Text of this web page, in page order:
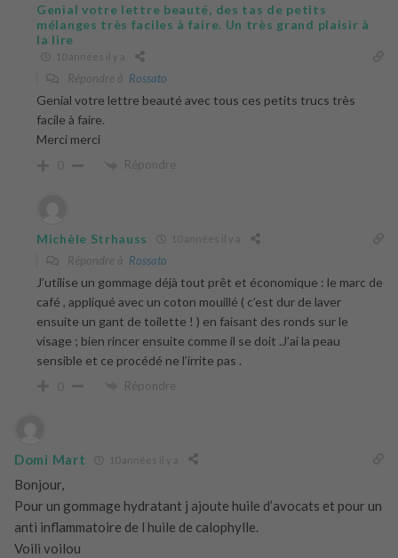
Genial votre lettre beauté, des tas de petits
mélanges très faciles à faire. Un très grand plaisir à
la lire
10 années il y a
Répondre à Rossato
Genial votre lettre beauté avec tous ces petits trucs très
facile à faire.
Merci merci
0 Répondre
Michèle Strhauss 10 années il y a
Répondre à Rossato
J’utilise un gommage déjà tout prêt et économique : le marc de
café , appliqué avec un coton mouillé ( c’est dur de laver
ensuite un gant de toilette ! ) en faisant des ronds sur le
visage ; bien rincer ensuite comme il se doit .J’ai la peau
sensible et ce procédé ne l’irrite pas .
0 Répondre
Domi Mart 10 années il y a
Bonjour,
Pour un gommage hydratant j ajoute huile d’avocats et pour un
anti inflammatoire de l huile de calophylle.
Voili voilou